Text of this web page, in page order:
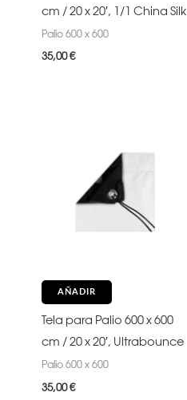
cm / 20 x 20′, 1/1 China Silk
Palio 600 x 600
35,00€
AÑADIR
Tela para Palio 600 x 600
cm / 20 x 20′, Ultrabounce
Palio 600 x 600
35,00€